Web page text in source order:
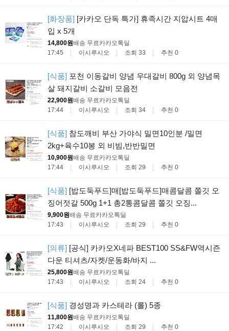
[화장품] [카카오 단독 특가] 휴족시간 지압시트 4매
입 x 5개
14,800원배송 무료카카오톡딜
17:45
이시루시오 조회 33 추천 0
[식품] 포천 이동갈비 양념 우대갈비 800g 외 양념목
살 돼지갈비 소갈비 모음전
22,900원배송 무료카카오톡딜
17:44
이시루시오 조회 34 추천 0
[식품] 참도깨비 부산 가야식 밀면10인분 /밀면
2kg+육수10봉 외 비빔,반반밀면
10,900원배송 무료카카오톡딜
17:44
이시루시오 조회 29 추천 0
[식품] [밥도둑푸드]매[밥도둑푸드]매콤달콤 쫄깃 오
징어젓갈 500g 1+1 총2통콤달콤 쫄깃 오징...
9,900원배송 무료카카오톡딜
17:43
이시루시오 조회 29 추천 0
[의류] [공식] 카카오X네파 BEST100 SS&FW역시즌
다운 티셔츠/자켓/운동화/바지 ...
25,800원배송 무료카카오톡딜
17:43
이시루시오 조회 24 추천 0
[식품] 경성명과 카스테라 (롤) 5종
11,800원배송 무료카카오톡딜
17:42
이시루시오 조회 29 추천 0